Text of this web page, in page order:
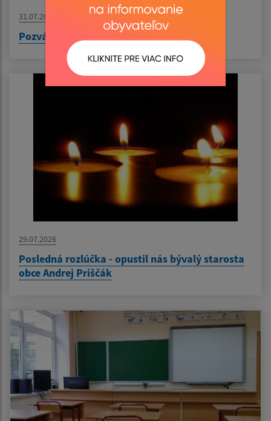
31.07.2026
Pozvánka na výlet do Nyíregyházy
29.07.2026
Posledná rozlúčka - opustil nás bývalý starosta
obce Andrej Priščák